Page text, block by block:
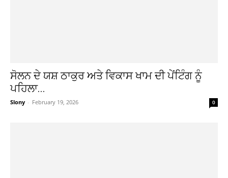
ਸੋਲਨ ਦੇ ਯਸ਼ ਠਾਕੁਰ ਅਤੇ ਵਿਕਾਸ ਖਾਮ ਦੀ ਪੇਂਟਿੰਗ ਨੂੰ
ਪਹਿਲਾ...
Slony - February 19, 2026 0